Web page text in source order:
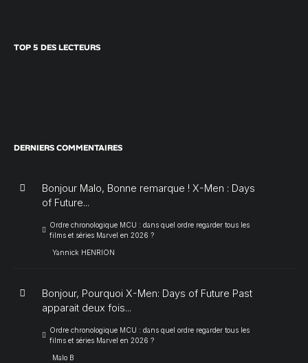
TOP 5 DES LECTEURS
DERNIERS COMMENTAIRES
Bonjour Malo, Bonne remarque ! X-Men : Days
of Future...
Ordre chronologique MCU : dans quel ordre regarder tous les
films et séries Marvel en 2026 ?
Yannick HENRION
Bonjour, Pourquoi X-Men: Days of Future Past
apparait deux fois...
Ordre chronologique MCU : dans quel ordre regarder tous les
films et séries Marvel en 2026 ?
Malo B